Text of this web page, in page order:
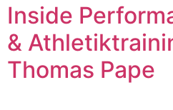
Inside
&
Thomas Pape